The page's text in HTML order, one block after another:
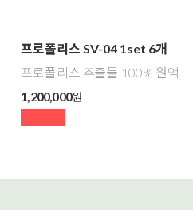
프로폴리스 SV-04 1set 6개
프로폴리스 추출물 100% 원액
1,200,000